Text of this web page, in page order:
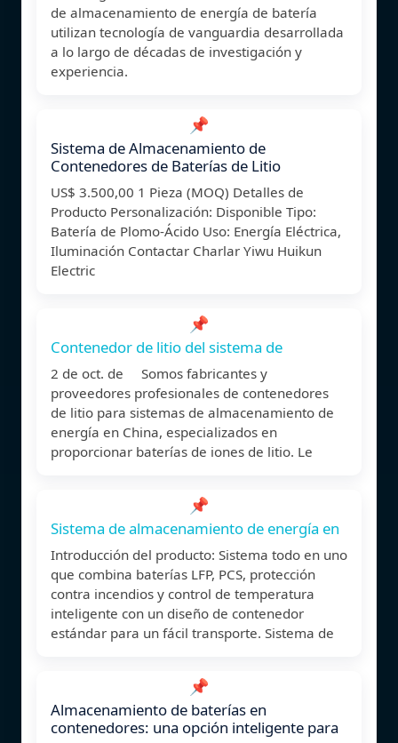
de almacenamiento de energía de batería
utilizan tecnología de vanguardia desarrollada
a lo largo de décadas de investigación y
experiencia.
📌
Sistema de Almacenamiento de
Contenedores de Baterías de Litio
US$ 3.500,00 1 Pieza (MOQ) Detalles de
Producto Personalización: Disponible Tipo:
Batería de Plomo-Ácido Uso: Energía Eléctrica,
Iluminación Contactar Charlar Yiwu Huikun
Electric
📌
Contenedor de litio del sistema de
2 de oct. de Somos fabricantes y
proveedores profesionales de contenedores
de litio para sistemas de almacenamiento de
energía en China, especializados en
proporcionar baterías de iones de litio. Le
📌
Sistema de almacenamiento de energía en
Introducción del producto: Sistema todo en uno
que combina baterías LFP, PCS, protección
contra incendios y control de temperatura
inteligente con un diseño de contenedor
estándar para un fácil transporte. Sistema de
📌
Almacenamiento de baterías en
contenedores: una opción inteligente para